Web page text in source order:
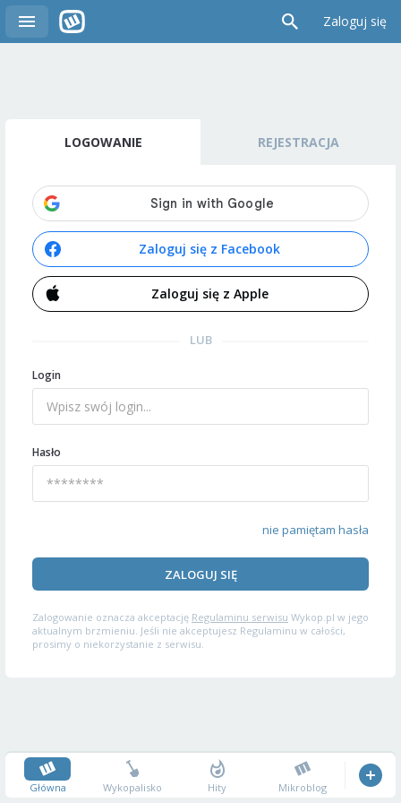
Zaloguj się
LOGOWANIE REJESTRACJA
Zaloguj się z Facebook
Zaloguj się z Apple
LUB
Login
Hasło
nie pamiętam hasła
ZALOGUJ SIĘ
Zalogowanie oznacza akceptację Regulaminu serwisu Wykop.pl w jego
aktualnym brzmieniu. Jeśli nie akceptujesz Regulaminu w całości,
prosimy o niekorzystanie z serwisu.
Główna Wykopalisko Hity Mikroblog